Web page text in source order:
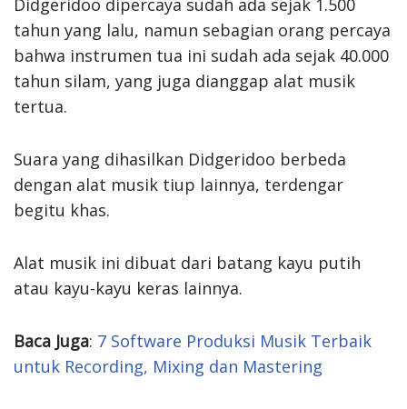
tahun yang lalu, namun sebagian orang percaya
bahwa instrumen tua ini sudah ada sejak 40.000
tahun silam, yang juga dianggap alat musik
tertua.
Suara yang dihasilkan Didgeridoo berbeda
dengan alat musik tiup lainnya, terdengar
begitu khas.
Alat musik ini dibuat dari batang kayu putih
atau kayu-kayu keras lainnya.
Baca Juga: 7 Software Produksi Musik Terbaik
untuk Recording, Mixing dan Mastering